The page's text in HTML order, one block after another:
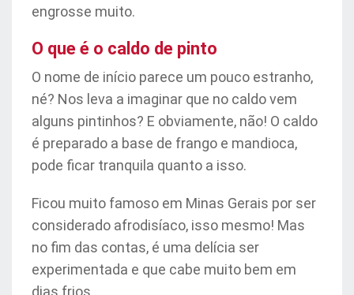
engrosse muito.
O que é o caldo de pinto
O nome de início parece um pouco estranho,
né? Nos leva a imaginar que no caldo vem
alguns pintinhos? E obviamente, não! O caldo
é preparado a base de frango e mandioca,
pode ficar tranquila quanto a isso.
Ficou muito famoso em Minas Gerais por ser
considerado afrodisíaco, isso mesmo! Mas
no fim das contas, é uma delícia ser
experimentada e que cabe muito bem em
dias frios.